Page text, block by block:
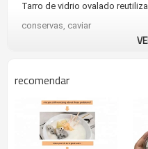
Tarro de vidrio ovalado
conservas, caviar
Ideal para la miel, el caviar, las
alimentos de bricolaje
También nos gusta usarlo para
Dimensiones: 2.72 "de ancho
recomendar